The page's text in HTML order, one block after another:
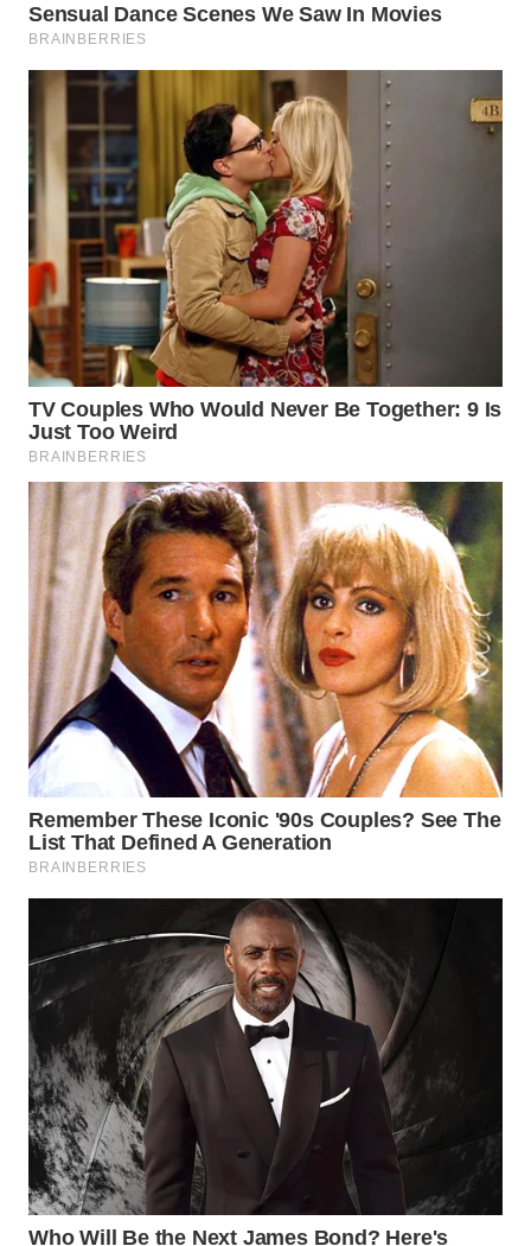
WN
BINJAI
WN
CIREBON
WN
INDRAMAYU
WN
KUNINGAN
WN
MAJALENGKA
WN
SUBANG
WN
SUKABUMI
WN
PURWAKARTA
PRIANGAN
TIMUR
SOLO
WN
BOROBUDUR
WN
MADURA
WN